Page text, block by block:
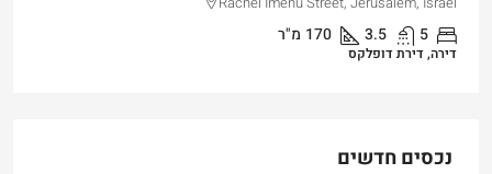
5
3.5
170 מ"ר
דירה, דירת דופלקס
נכסים חדשים